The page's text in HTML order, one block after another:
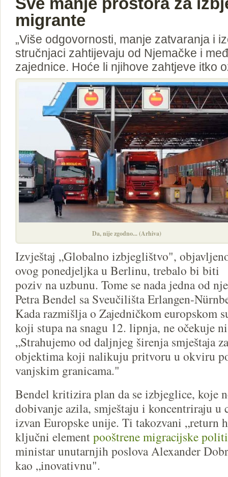
migrante
„Više odgovornosti, manje zatvaranja i
stručnjaci zahtijevaju od Njemačke i
zajednice. Hoće li njihove zahtjeve itko
Da, nije zgodno... (Arhiva)
Izvještaj „Globalno izbjeglištvo",
ovog ponedjeljka u Berlinu, trebalo bi biti
poziv na uzbunu. Tome se nada jedna od
Petra Bendel sa Sveučilišta Erlangen-
Kada razmišlja o Zajedničkom europskom
koji stupa na snagu 12. lipnja, ne očekuje
„Strahujemo od daljnjeg širenja smještaja
objektima koji nalikuju pritvoru u okviru
vanjskim granicama."
Bendel kritizira plan da se izbjeglice, koje
dobivanje azila, smještaju i koncentriraju u
izvan Europske unije. Ti takozvani „return
ključni elementpooštrene migracijske
ministar unutarnjih poslova Alexander
kao „inovativnu".